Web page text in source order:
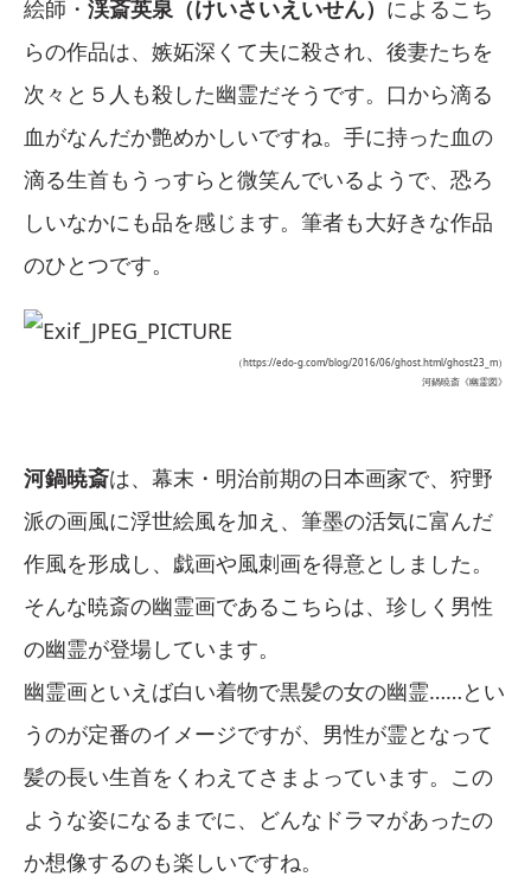
絵師・ 渓斎英泉（けいさいえいせん） によるこち
らの作品は、嫉妬深くて夫に殺され、後妻たちを
次々と５人も殺した幽霊だそうです。口から滴る
血がなんだか艶めかしいですね。手に持った血の
滴る生首もうっすらと微笑んでいるようで、恐ろ
しいなかにも品を感じます。筆者も大好きな作品
のひとつです。
（https://edo-g.com/blog/2016/06/ghost.html/ghost23_m）
河鍋暁斎《幽霊図》
河鍋暁斎は、幕末・明治前期の日本画家で、狩野
派の画風に浮世絵風を加え、筆墨の活気に富んだ
作風を形成し、戯画や風刺画を得意としました。
そんな暁斎の幽霊画であるこちらは、珍しく男性
の幽霊が登場しています。
幽霊画といえば白い着物で黒髪の女の幽霊……とい
うのが定番のイメージですが、男性が霊となって
髪の長い生首をくわえてさまよっています。この
ような姿になるまでに、どんなドラマがあったの
か想像するのも楽しいですね。